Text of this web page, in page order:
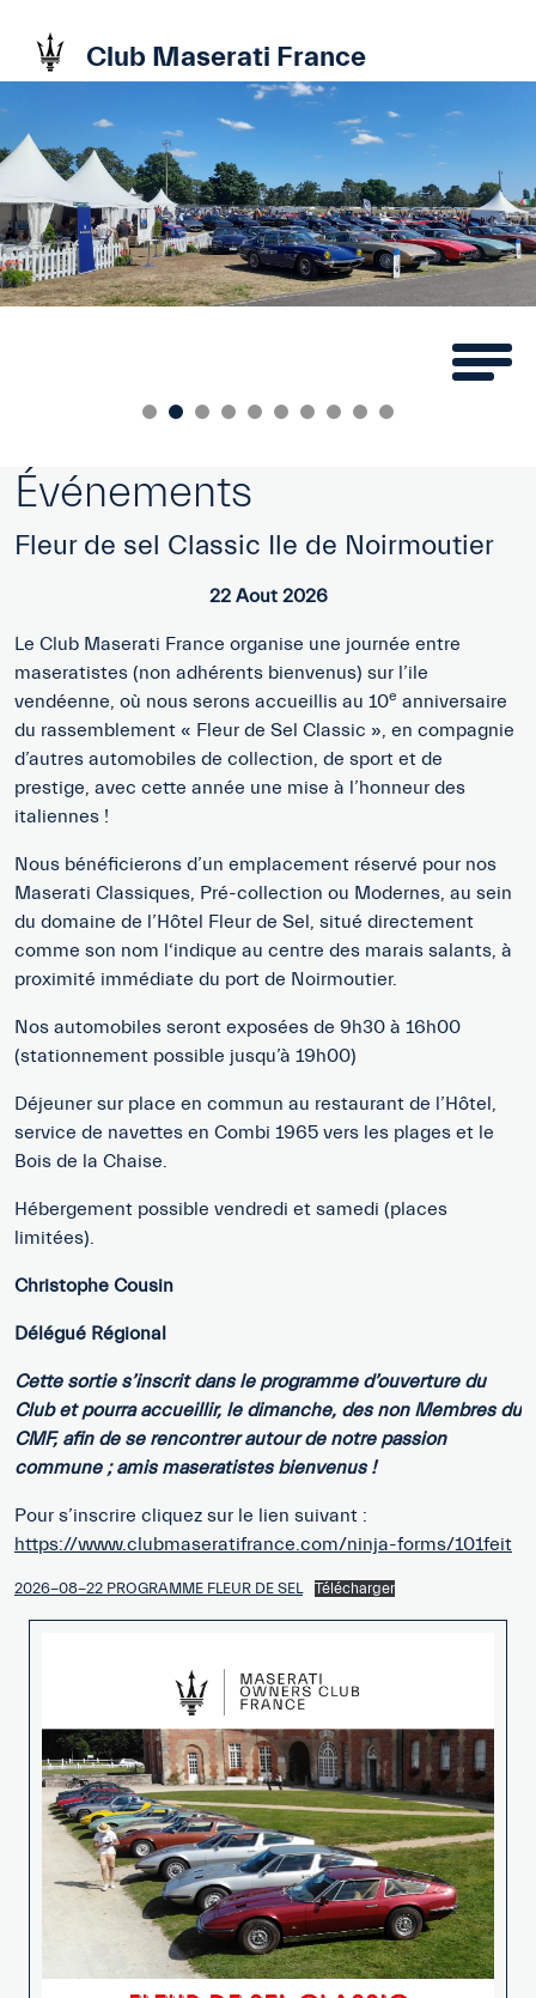
Club Maserati France
Événements
Paul Ricard GT Expérience 8 septembre
Le 8 septembre prochain, Maserati vous propose une
expérience unique sur le prestigieux Circuit Paul Ricard.
Au programme : pilotage des Maserati GT Trofeo, MCPura
et GT2 Stradale sur le tracé F1, coaching personnalisé par
performances grâce à la télémétrie.
Une journée exclusive pensée pour les passionnés de
conduite et de sensations fortes.
Circuit Paul Ricard
8 septembre 2026
place :
https://drivingexperience.maseratistore.com/fr
Master Maserati Paul Ricard 8 sept Télécharger